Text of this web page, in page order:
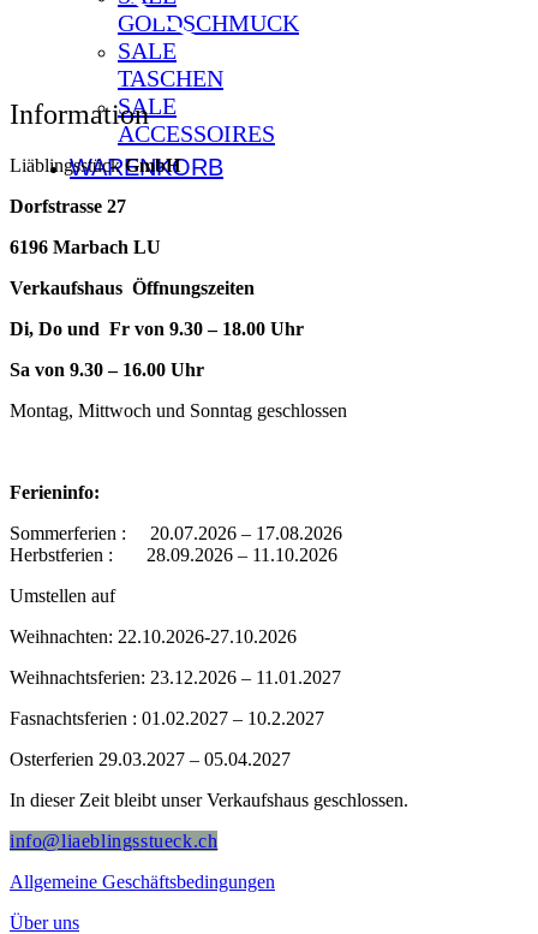
GOLDSCHMUCK
SALE
TASCHEN
SALE
ACCESSOIRES
WARENKORB
Information
LiäblingsstückGmbH
Dorfstrasse 27
6196 Marbach LU
Verkaufshaus Öffnungszeiten
Di, Do und Fr von 9.30 – 18.00 Uhr
Sa von 9.30 – 16.00 Uhr
Montag, Mittwoch und Sonntag geschlossen
Ferieninfo:
Sommerferien : 20.07.2026 – 17.08.2026
Herbstferien : 28.09.2026 – 11.10.2026
Umstellen auf
Weihnachten: 22.10.2026-27.10.2026
Weihnachtsferien: 23.12.2026 – 11.01.2027
Fasnachtsferien : 01.02.2027 – 10.2.2027
Osterferien 29.03.2027 – 05.04.2027
In dieser Zeit bleibt unser Verkaufshaus geschlossen.
info@liaeblingsstueck.ch
Allgemeine Geschäftsbedingungen
Über uns